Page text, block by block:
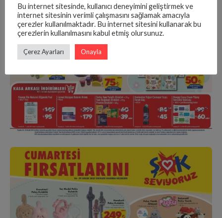
Bu internet sitesinde, kullanıcı deneyimini geliştirmek ve
internet sitesinin verimli çalışmasını sağlamak amacıyla
çerezler kullanılmaktadır. Bu internet sitesini kullanarak bu
çerezlerin kullanılmasını kabul etmiş olursunuz.
Çerez Ayarları Onayla